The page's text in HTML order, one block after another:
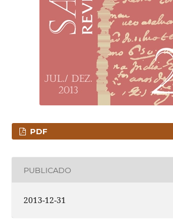
PDF
PUBLICADO
2013-12-31